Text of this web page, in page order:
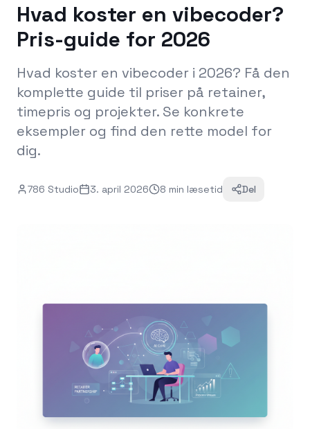
Hvad koster en vibecoder?
Pris-guide for 2026
Hvad koster en vibecoder i 2026? Få den
komplette guide til priser på retainer,
timepris og projekter. Se konkrete
eksempler og find den rette model for
dig.
786 Studio 3. april 2026 8 min læsetid Del